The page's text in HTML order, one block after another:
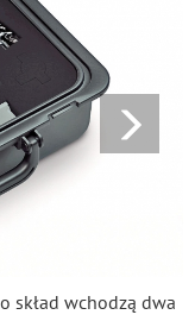
skład wchodzą dwa